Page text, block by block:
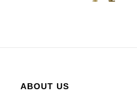
ABOUT US